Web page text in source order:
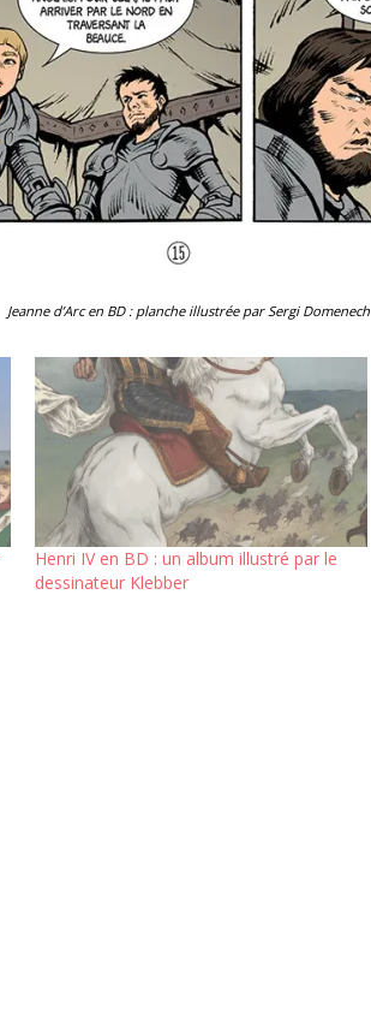
Jeanne d’Arc en BD : planche illustrée par Sergi Domenech
Henri IV en BD : un album illustré par le
dessinateur Klebber